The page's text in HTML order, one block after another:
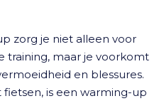
zorg je niet alleen voor
training, maar je voorkomt
en blessures.
is een warming-up